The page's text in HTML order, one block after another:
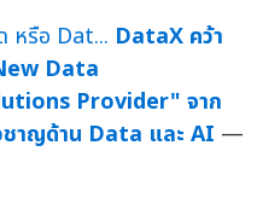
DataX คว้า
Data
Provider" จาก
ชาญด้าน Data และ AI —